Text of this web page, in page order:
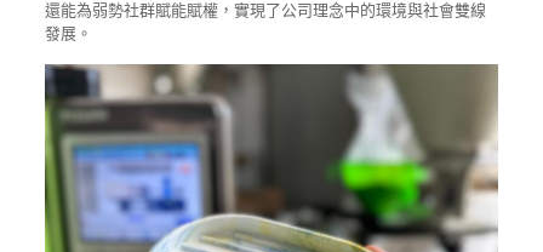
還能為弱勢社群賦能賦權，實現了公司理念中的環境與社會雙線
發展。